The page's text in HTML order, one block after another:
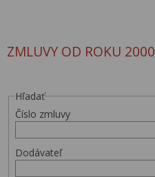
ZMLUVY OD ROKU 2000
Hľadať
Číslo zmluvy
Dodávateľ